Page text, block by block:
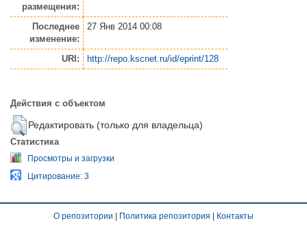
размещения:
Последнее
изменение:
27 Янв 2014 00:08
URI: http://repo.kscnet.ru/id/eprint/128
Действия с объектом
Редактировать (только для владельца)
Статистика
Просмотры и загрузки
Цитирование: 3
О репозитории | Политика репозитория | Контакты